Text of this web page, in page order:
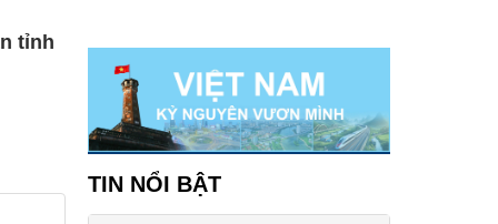
tỉnh
TIN NỔI BẬT